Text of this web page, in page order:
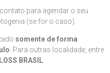
para agendar o seu
(se for o caso).
somente de forma
. Para outras localidade, entre
BRASIL